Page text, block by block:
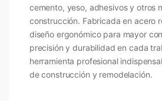
cemento, yeso, adhesivos y otros
construcción. Fabricada en acero
diseño ergonómico para mayor
precisión y durabilidad en cada
herramienta profesional
de construcción y remodelación.